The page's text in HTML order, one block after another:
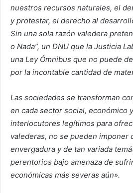
nuestros recursos naturales, el
y protestar, el derecho al
Sin una sola razón valedera
o Nada”, un DNU que la Justicia
una Ley Ómnibus que no puede
por la incontable cantidad de
Las sociedades se transforman
en cada sector social, económico
interlocutores legítimos para
valederas, no se pueden imponer
envergadura y de tan variada
perentorios bajo amenaza de
económicas más severas aún».